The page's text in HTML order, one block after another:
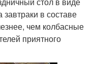
в составе
чем колбасные
приятного